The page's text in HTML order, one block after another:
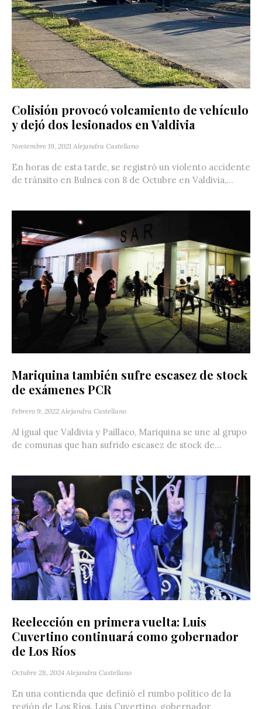
Colisión provocó volcamiento de vehículo
y dejó dos lesionados en Valdivia
Noviembre 19, 2021 Alejandra Castellano
En horas de esta tarde, se registró un violento accidente
de tránsito en Bulnes con 8 de Octubre en Valdivia‬,...
Mariquina también sufre escasez de stock
de exámenes PCR
Febrero 9, 2022 Alejandra Castellano
Al igual que Valdivia y Paillaco, Mariquina se une al grupo
de comunas que han sufrido escasez de stock de...
Reelección en primera vuelta: Luis
Cuvertino continuará como gobernador
de Los Ríos
Octubre 28, 2024 Alejandra Castellano
En una contienda que definió el rumbo político de la
región de Los Ríos, Luis Cuvertino, gobernador